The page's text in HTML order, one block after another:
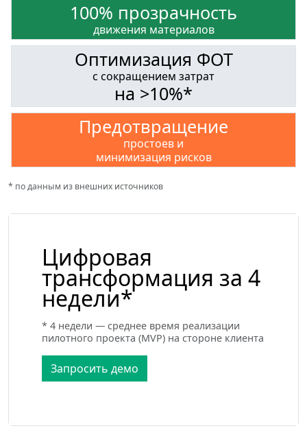
100% прозрачность
движения материалов
Оптимизация ФОТ
с сокращением затрат
на >10%*
Предотвращение
простоев и
минимизация рисков
* по данным из внешних источников
Цифровая
трансформация за 4
недели*
* 4 недели — среднее время реализации
пилотного проекта (MVP) на стороне клиента
Запросить демо